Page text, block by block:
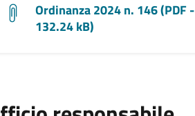
Ordinanza 2024 n. 146 (PDF -
132.24 kB)